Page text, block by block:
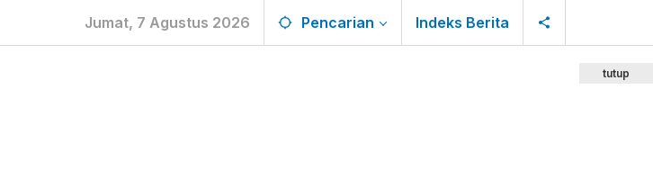
Jumat, 7 Agustus 2026 Pencarian Indeks Berita
tutup